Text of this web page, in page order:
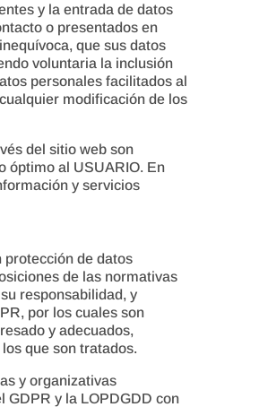
y la entrada de datos
o presentados en
que sus datos
voluntaria la inclusión
personales facilitados al
modificación de los
del sitio web son
óptimo al USUARIO. En
y servicios
protección de datos
de las normativas
responsabilidad, y
por los cuales son
y adecuados,
que son tratados.
y organizativas
GDPR y la LOPDGDD con